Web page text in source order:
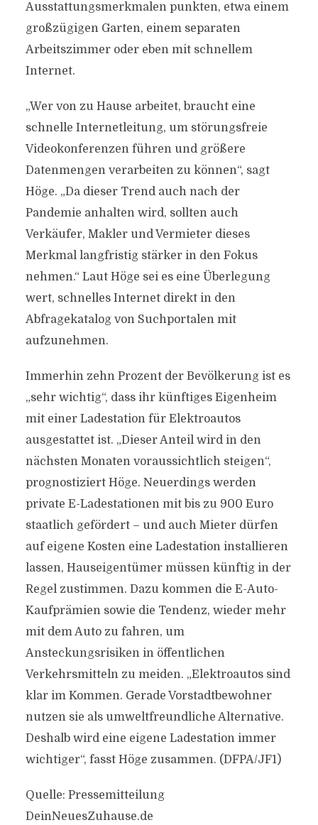
Ausstattungsmerkmalen punkten, etwa einem
großzügigen Garten, einem separaten
Arbeitszimmer oder eben mit schnellem
Internet.
„Wer von zu Hause arbeitet, braucht eine
schnelle Internetleitung, um störungsfreie
Videokonferenzen führen und größere
Datenmengen verarbeiten zu können“, sagt
Höge. „Da dieser Trend auch nach der
Pandemie anhalten wird, sollten auch
Verkäufer, Makler und Vermieter dieses
Merkmal langfristig stärker in den Fokus
nehmen.“ Laut Höge sei es eine Überlegung
wert, schnelles Internet direkt in den
Abfragekatalog von Suchportalen mit
aufzunehmen.
Immerhin zehn Prozent der Bevölkerung ist es
„sehr wichtig“, dass ihr künftiges Eigenheim
mit einer Ladestation für Elektroautos
ausgestattet ist. „Dieser Anteil wird in den
nächsten Monaten voraussichtlich steigen“,
prognostiziert Höge. Neuerdings werden
private E-Ladestationen mit bis zu 900 Euro
staatlich gefördert – und auch Mieter dürfen
auf eigene Kosten eine Ladestation installieren
lassen, Hauseigentümer müssen künftig in der
Regel zustimmen. Dazu kommen die E-Auto-
Kaufprämien sowie die Tendenz, wieder mehr
mit dem Auto zu fahren, um
Ansteckungsrisiken in öffentlichen
Verkehrsmitteln zu meiden. „Elektroautos sind
klar im Kommen. Gerade Vorstadtbewohner
nutzen sie als umweltfreundliche Alternative.
Deshalb wird eine eigene Ladestation immer
wichtiger“, fasst Höge zusammen. (DFPA/JF1)
Quelle: Pressemitteilung
DeinNeuesZuhause.de